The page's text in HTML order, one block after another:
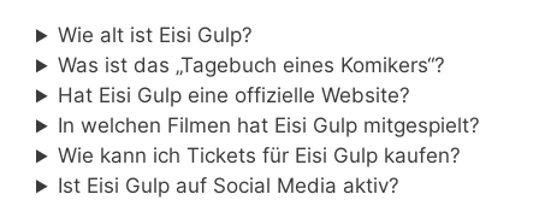
Wie alt ist Eisi Gulp?
Was ist das „Tagebuch eines Komikers“?
Hat Eisi Gulp eine offizielle Website?
In welchen Filmen hat Eisi Gulp mitgespielt?
Wie kann ich Tickets für Eisi Gulp kaufen?
Ist Eisi Gulp auf Social Media aktiv?